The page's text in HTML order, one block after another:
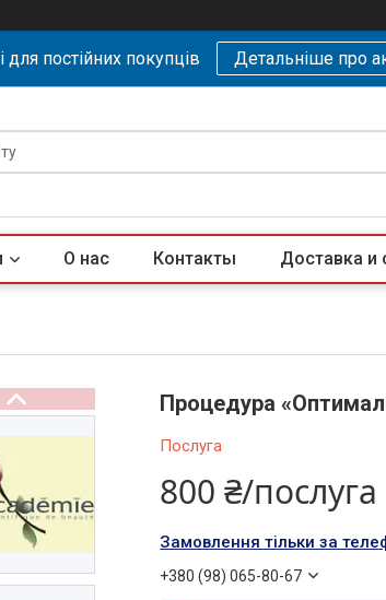
для постійних покупців Детальніше про
О нас Контакты Доставка и
Процедура
Послуга
800 ₴/послуга
Замовлення тільки за
+380 (98) 065-80-67